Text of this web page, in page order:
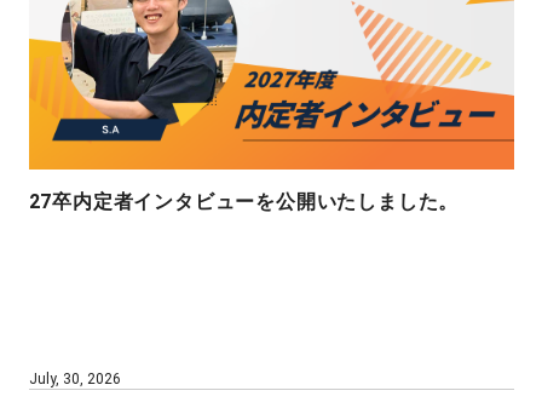
27卒内定者インタビューを公開いたしました。
July, 30, 2026